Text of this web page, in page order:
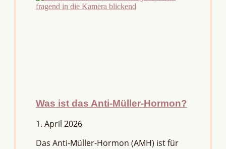
Was ist das Anti-Müller-Hormon?
1. April 2026
Das Anti-Müller-Hormon (AMH) ist für